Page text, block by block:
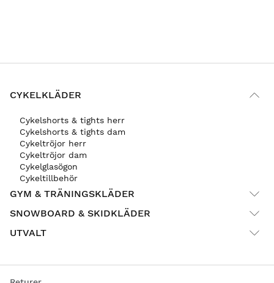
CYKELKLÄDER
Cykelshorts & tights herr
Cykelshorts & tights dam
Cykeltröjor herr
Cykeltröjor dam
Cykelglasögon
Cykeltillbehör
GYM & TRÄNINGSKLÄDER
SNOWBOARD & SKIDKLÄDER
UTVALT